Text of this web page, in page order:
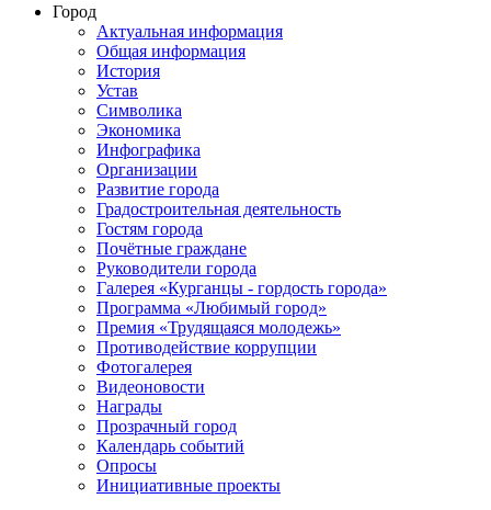
Город
Актуальная информация
Общая информация
История
Устав
Символика
Экономика
Инфографика
Организации
Развитие города
Градостроительная деятельность
Гостям города
Почётные граждане
Руководители города
Галерея «Курганцы - гордость города»
Программа «Любимый город»
Премия «Трудящаяся молодежь»
Противодействие коррупции
Фотогалерея
Видеоновости
Награды
Прозрачный город
Календарь событий
Опросы
Инициативные проекты